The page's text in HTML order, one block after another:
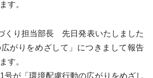
す。
くり担当部長 先日発表いたしました
広がりをめざして」につきまして報告
す。
が「環境配慮行動の広がりをめざし